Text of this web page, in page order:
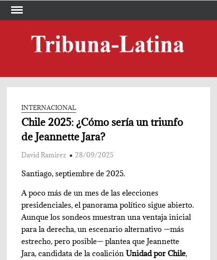
Skip
INTERNACIONAL
Chile 2025: ¿Cómo sería un triunfo
de Jeannette Jara?
David Ramirez 28/09/2025
Santiago, septiembre de 2025.
A poco más de un mes de las elecciones
presidenciales, el panorama político sigue abierto.
Aunque los sondeos muestran una ventaja inicial
para la derecha, un escenario alternativo —más
estrecho, pero posible— plantea que Jeannette
Jara, candidata de la coalición Unidad por Chile,